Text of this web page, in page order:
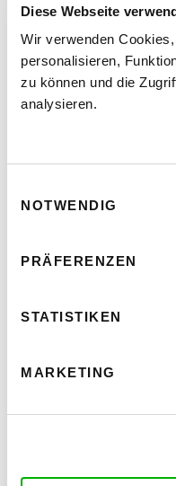
Diese Webseite
Wir verwenden
personalisieren,
zu können und die
analysieren.
NOTWENDIG
PRÄFERENZEN
STATISTIKEN
MARKETING